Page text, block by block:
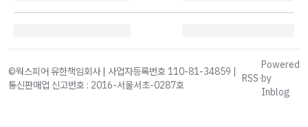
©웍스피어 유한책임회사 | 사업자등록번호 110-81-34859 |
통신판매업 신고번호 : 2016-서울서초-0287호
RSS·
Powered
by
Inblog